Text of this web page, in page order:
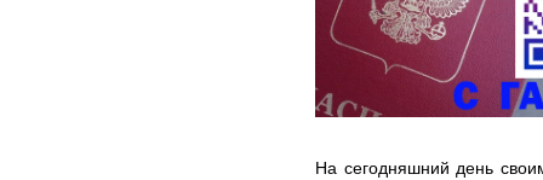
На сегодняшний день